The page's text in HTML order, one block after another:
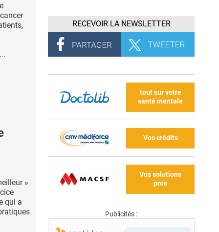
»
qui a
RECEVOIR LA NEWSLETTER
tout sur votre
santé mentale
Vos crédits
Vos solutions
pros
Publicités :